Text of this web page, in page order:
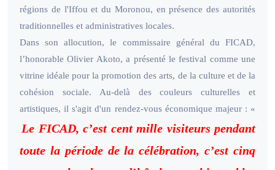
régions de l'Iffou et du Moronou, en présence des autorités
traditionnelles et administratives locales.
Dans son allocution, le commissaire général du FICAD,
l’honorable Olivier Akoto, a présenté le festival comme une
vitrine idéale pour la promotion des arts, de la culture et de la
cohésion sociale. Au-delà des couleurs culturelles et
artistiques, il s'agit d'un rendez-vous économique majeur : «
Le FICAD, c’est cent mille visiteurs pendant
toute la période de la célébration, c’est cinq